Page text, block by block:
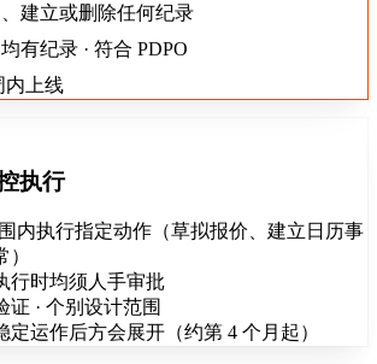
建立或删除任何纪录
有纪录 · 符合 PDPO
内上线
执行
内执行指定动作（草拟报价、建立日历事
行时均须人手审批
证 · 个别设计范围
定运作后方会展开（约第 4 个月起）